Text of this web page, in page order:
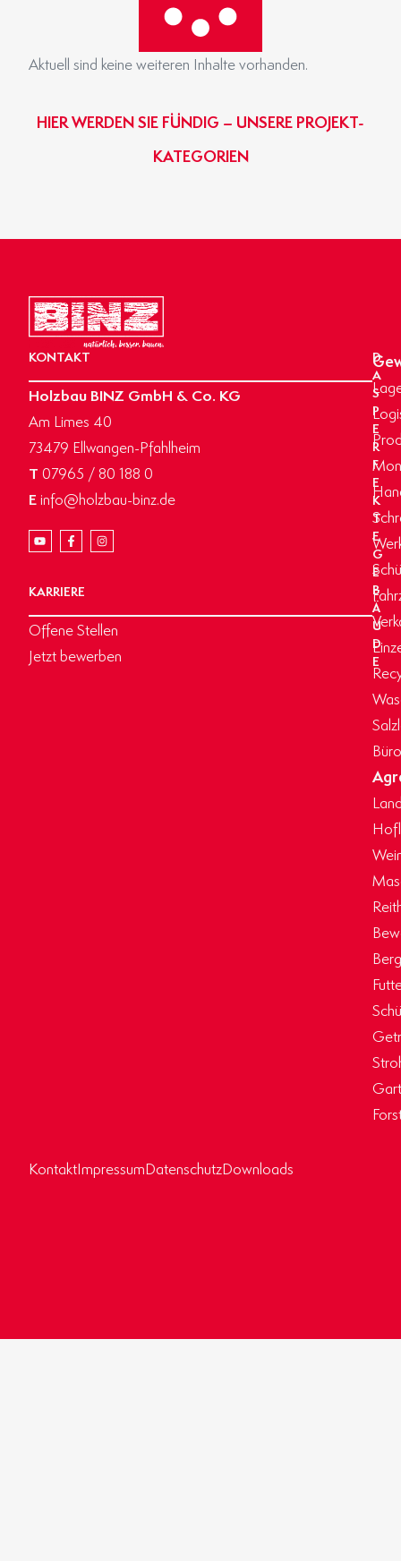
Aktuell sind keine weiteren Inhalte vorhanden.
HIER WERDEN SIE FÜNDIG – UNSERE PROJEKT-
KATEGORIEN
KONTAKT
Holzbau BINZ GmbH & Co. KG
Am Limes 40
73479 Ellwangen-Pfahlheim
T 07965 / 80 188 0
Einfo@holzbau-binz.de
KARRIERE
Offene Stellen
Jetzt bewerben
D
A
S
P
E
R
F
E
K
T
E
G
E
B
Ä
U
D
E
KontaktImpressumDatenschutzDownloads